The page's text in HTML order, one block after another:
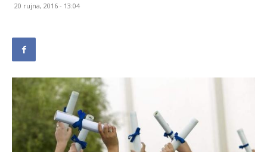
20 rujna, 2016 - 13:04